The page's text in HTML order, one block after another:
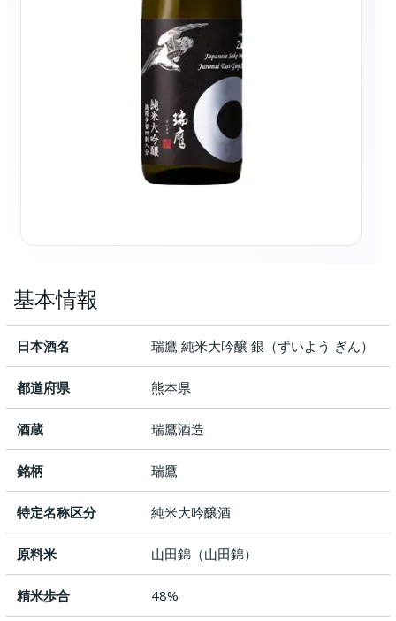
基本情報
日本酒名 瑞鷹 純米大吟醸 銀（ずいよう ぎん）
都道府県 熊本県
酒蔵 瑞鷹酒造
銘柄 瑞鷹
特定名称区分 純米大吟醸酒
原料米 山田錦（山田錦）
精米歩合 48%